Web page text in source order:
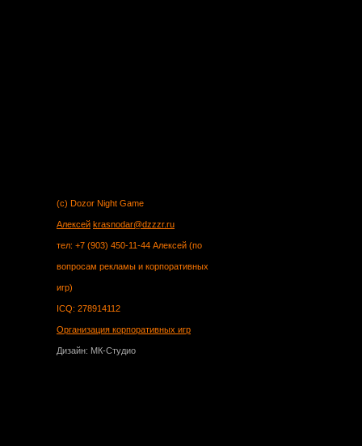
(c) Dozor Night Game
Алексей krasnodar@dzzzr.ru
тел: +7 (903) 450-11-44 Алексей (по
вопросам рекламы и корпоративных
игр)
ICQ: 278914112
Организация корпоративных игр
Дизайн: МК-Студио